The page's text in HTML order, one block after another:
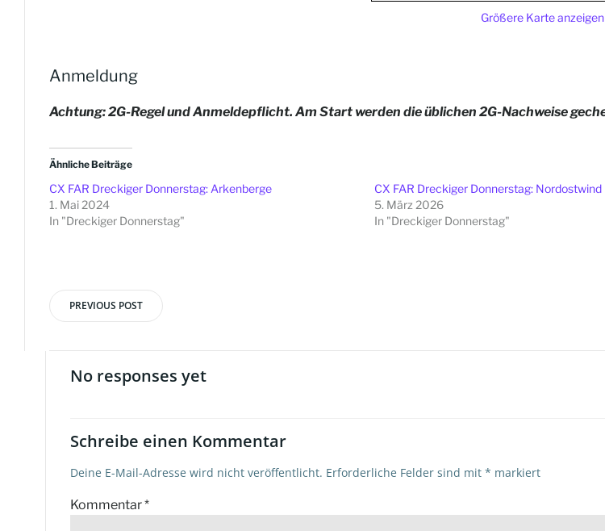
Größere Karte anzeigen
Anmeldung
Achtung: 2G-Regel und Anmeldepflicht. Am Start werden die üblichen 2G-Nachweise
Ähnliche Beiträge
CX FAR Dreckiger Donnerstag: Arkenberge
1. Mai 2024
In "Dreckiger Donnerstag"
CX FAR Dreckiger Donnerstag: Nordostwind
5. März 2026
In "Dreckiger Donnerstag"
Beitragsnavigation
PREVIOUS POST
No responses yet
Schreibe einen Kommentar
Deine E-Mail-Adresse wird nicht veröffentlicht. Erforderliche Felder sind mit * markiert
Kommentar*